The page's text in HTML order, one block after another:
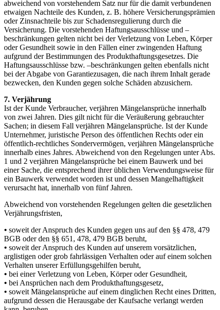
abweichend von vorstehendem Satz nur für die damit verbundenen
etwaigen Nachteile des Kunden, z. B. höhere Versicherungsprämien
oder Zinsnachteile bis zur Schadensregulierung durch die
Versicherung. Die vorstehenden Haftungsausschlüsse und –
beschränkungen gelten nicht bei der Verletzung von Leben, Körper
oder Gesundheit sowie in den Fällen einer zwingenden Haftung
aufgrund der Bestimmungen des Produkthaftungsgesetzes. Die
Haftungsausschlüsse bzw. –beschränkungen gelten ebenfalls nicht
bei der Abgabe von Garantiezusagen, die nach ihrem Inhalt gerade
bezwecken, den Kunden gegen solche Schäden abzusichern.
7. Verjährung
Ist der Kunde Verbraucher, verjähren Mängelansprüche innerhalb
von zwei Jahren. Dies gilt nicht für die Veräußerung gebrauchter
Sachen; in diesem Fall verjähren Mängelansprüche. Ist der Kunde
Unternehmer, juristische Person des öffentlichen Rechts oder ein
öffentlich-rechtliches Sondervermögen, verjähren Mängelansprüche
innerhalb eines Jahres. Abweichend von den Regelungen unter Abs.
1 und 2 verjähren Mängelansprüche bei einem Bauwerk und bei
einer Sache, die entsprechend ihrer üblichen Verwendungsweise für
ein Bauwerk verwendet worden ist und dessen Mangelhaftigkeit
verursacht hat, innerhalb von fünf Jahren.
Abweichend von vorstehenden Regelungen gelten die gesetzlichen
Verjährungsfristen,
⦁ soweit der Anspruch des Kunden gegen uns auf den §§ 478, 479
BGB oder den §§ 651, 478, 479 BGB beruht,
⦁ soweit der Anspruch des Kunden auf unserem vorsätzlichen,
arglistigen oder grob fahrlässigen Verhalten oder auf einem solchen
Verhalten unserer Erfüllungsgehilfen beruht,
⦁ bei einer Verletzung von Leben, Körper oder Gesundheit,
⦁ bei Ansprüchen nach dem Produkthaftungsgesetz,
⦁ soweit Mängelansprüche auf einem dinglichen Recht eines Dritten,
aufgrund dessen die Herausgabe der Kaufsache verlangt werden